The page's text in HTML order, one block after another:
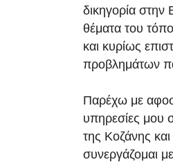
δικηγορία στην
θέματα του
και κυρίως
προβλημάτων
Παρέχω με
υπηρεσίες μου
της Κοζάνης
συνεργάζομαι με